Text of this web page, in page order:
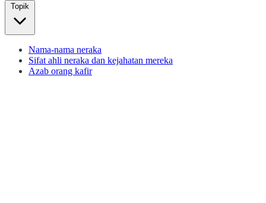
Topik
Nama-nama neraka
Sifat ahli neraka dan kejahatan mereka
Azab orang kafir